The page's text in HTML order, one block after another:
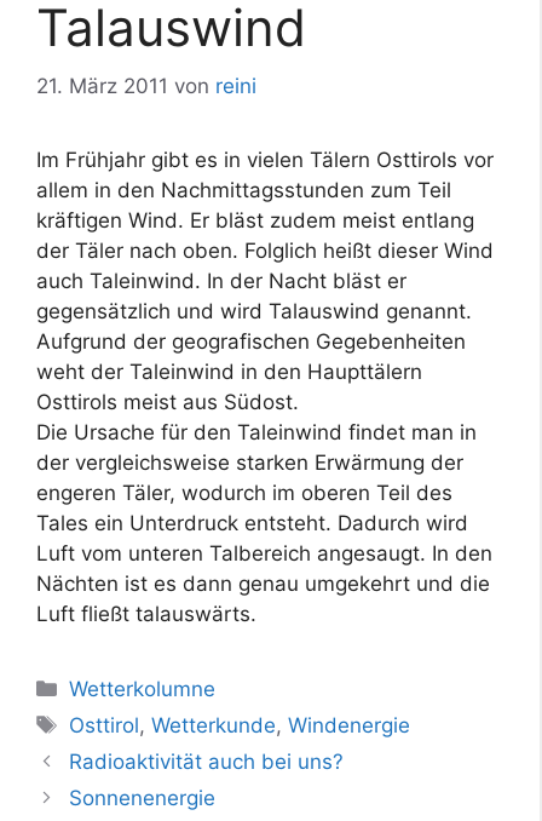
Talauswind
21. März 2011 von reini
Im Frühjahr gibt es in vielen Tälern Osttirols vor
allem in den Nachmittagsstunden zum Teil
kräftigen Wind. Er bläst zudem meist entlang
der Täler nach oben. Folglich heißt dieser Wind
auch Taleinwind. In der Nacht bläst er
gegensätzlich und wird Talauswind genannt.
Aufgrund der geografischen Gegebenheiten
weht der Taleinwind in den Haupttälern
Osttirols meist aus Südost.
Die Ursache für den Taleinwind findet man in
der vergleichsweise starken Erwärmung der
engeren Täler, wodurch im oberen Teil des
Tales ein Unterdruck entsteht. Dadurch wird
Luft vom unteren Talbereich angesaugt. In den
Nächten ist es dann genau umgekehrt und die
Luft fließt talauswärts.
Kategorien
Wetterkolumne
Schlagwörter
Osttirol,Wetterkunde,Windenergie
Radioaktivität auch bei uns?
Sonnenenergie